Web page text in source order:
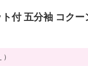
付 五分袖 コクー
）